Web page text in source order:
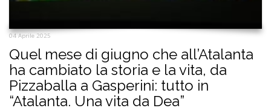
04 Aprile 2025
Quel mese di giugno che all’Atalanta
ha cambiato la storia e la vita, da
Pizzaballa a Gasperini: tutto in
“Atalanta. Una vita da Dea”